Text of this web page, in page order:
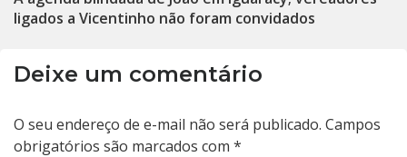
ligados a Vicentinho não foram convidados
Deixe um comentário
O seu endereço de e-mail não será publicado. Campos
obrigatórios são marcados com *